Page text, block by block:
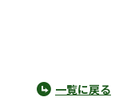
一覧に戻る